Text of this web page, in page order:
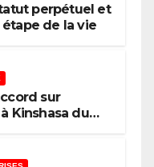
perpétuel et
de la vie
sur
Kinshasa du
Partenariat